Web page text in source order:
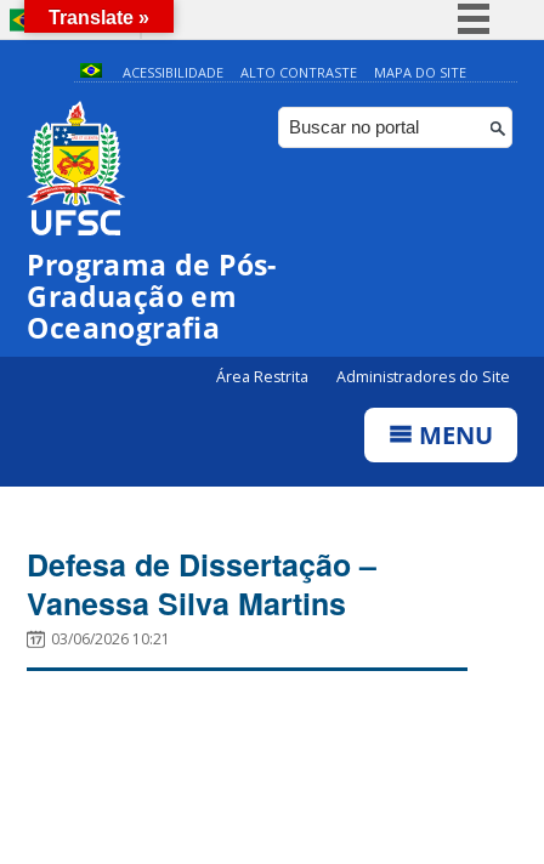
BRASIL
Simplifique!
Comunica BR
Participe
ACESSIBILIDADE ALTO CONTRASTE MAPA DO SITE
Programa de Pós-
Graduação em
Oceanografia
Área Restrita Administradores do Site
MENU
Defesa de Dissertação –
Vanessa Silva Martins
03/06/2026 10:21
Translate »